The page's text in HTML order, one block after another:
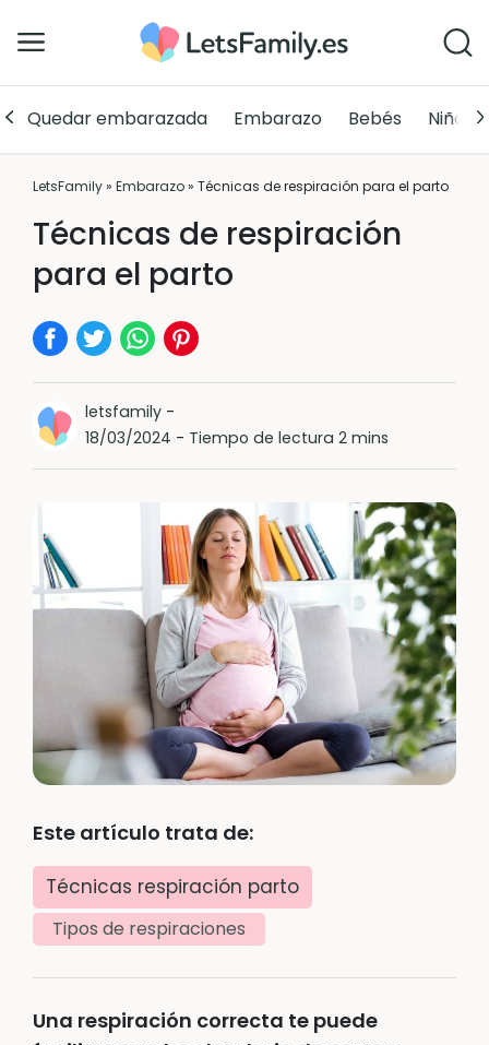
Quedar embarazada Embarazo Bebés Niños
LetsFamily» Embarazo» Técnicas de respiración para el parto
Técnicas de respiración
para el parto
letsfamily -
18/03/2024 - Tiempo de lectura 2 mins
Este artículo trata de:
Técnicas respiración parto
Tipos de respiraciones
Una respiración correcta te puede